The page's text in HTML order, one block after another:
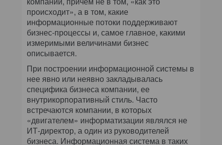
происходит», а в том, какие
информационные потоки поддерживают
бизнес-процессы и, самое главное, какими
измеримыми величинами бизнес
описывается.
При построении информационной системы в
нее явно или неявно закладывалась
специфика бизнеса компании, ее
внутрикорпоративный стиль. Часто
встречаются компании, в которых
«двигателем» информатизации являлся не
ИТ-директор, а один из руководителей
бизнеса. Информационная система в таких